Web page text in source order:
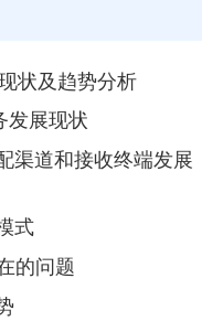
状及趋势分析
发展现状
渠道和接收终端发展
式
的问题